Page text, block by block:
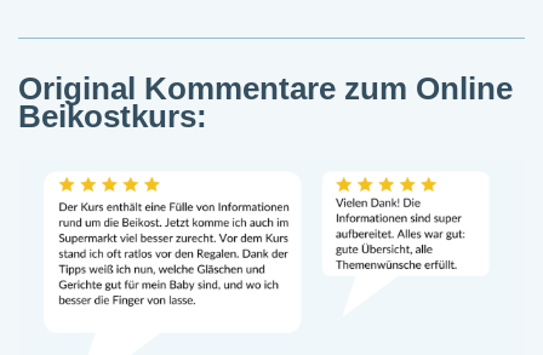
Original Kommentare zum Online
Beikostkurs: